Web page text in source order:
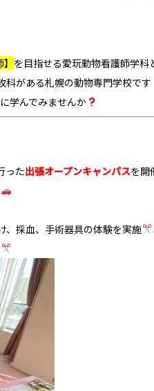
を目指せる愛玩動物看護師学科
科がある札幌の動物専門学校で
学んでみませんか
った出張オープンキャンパスを開
、採血、手術器具の体験を実施